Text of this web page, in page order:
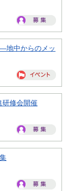
地中からのメッ
研修会開催